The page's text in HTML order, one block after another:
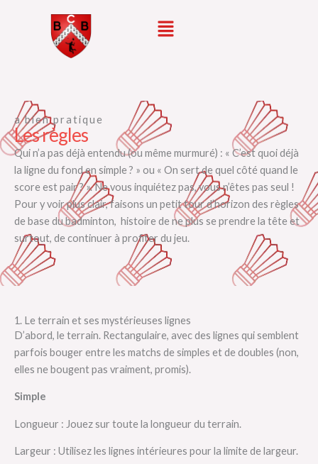
Menu
a bien pratique
Les règles
Qui n’a pas déjà entendu (ou même murmuré) : « C’est quoi déjà
la ligne du fond en simple ? » ou « On sert de quel côté quand le
score est pair ? ». Ne vous inquiétez pas, vous n’êtes pas seul !
Pour y voir plus clair, faisons un petit tour d’horizon des règles
de base du badminton, histoire de ne plus se prendre la tête et
surtout, de continuer à profiter du jeu.
1. Le terrain et ses mystérieuses lignes
D’abord, le terrain. Rectangulaire, avec des lignes qui semblent
parfois bouger entre les matchs de simples et de doubles (non,
elles ne bougent pas vraiment, promis).
Simple
Longueur : Jouez sur toute la longueur du terrain.
Largeur : Utilisez les lignes intérieures pour la limite de largeur.